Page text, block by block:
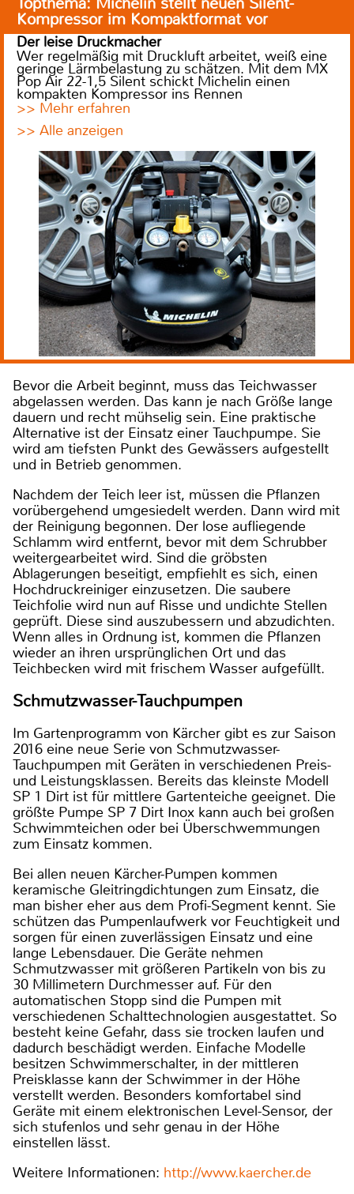
Kompressor im Kompaktformat vor
Der leise Druckmacher
Wer regelmäßig mit Druckluft arbeitet, weiß eine
geringe Lärmbelastung zu schätzen. Mit dem MX
Pop Air 22-1,5 Silent schickt Michelin einen
kompakten Kompressor ins Rennen
>> Mehr erfahren
>> Alle anzeigen
Bevor die Arbeit beginnt, muss das Teichwasser
abgelassen werden. Das kann je nach Größe lange
dauern und recht mühselig sein. Eine praktische
Alternative ist der Einsatz einer Tauchpumpe. Sie
wird am tiefsten Punkt des Gewässers aufgestellt
und in Betrieb genommen.
Nachdem der Teich leer ist, müssen die Pflanzen
vorübergehend umgesiedelt werden. Dann wird mit
der Reinigung begonnen. Der lose aufliegende
Schlamm wird entfernt, bevor mit dem Schrubber
weitergearbeitet wird. Sind die gröbsten
Ablagerungen beseitigt, empfiehlt es sich, einen
Hochdruckreiniger einzusetzen. Die saubere
Teichfolie wird nun auf Risse und undichte Stellen
geprüft. Diese sind auszubessern und abzudichten.
Wenn alles in Ordnung ist, kommen die Pflanzen
wieder an ihren ursprünglichen Ort und das
Teichbecken wird mit frischem Wasser aufgefüllt.
Schmutzwasser-Tauchpumpen
Im Gartenprogramm von Kärcher gibt es zur Saison
2016 eine neue Serie von Schmutzwasser-
Tauchpumpen mit Geräten in verschiedenen Preis-
und Leistungsklassen. Bereits das kleinste Modell
SP 1 Dirt ist für mittlere Gartenteiche geeignet. Die
größte Pumpe SP 7 Dirt Inox kann auch bei großen
Schwimmteichen oder bei Überschwemmungen
zum Einsatz kommen.
Bei allen neuen Kärcher-Pumpen kommen
keramische Gleitringdichtungen zum Einsatz, die
man bisher eher aus dem Profi-Segment kennt. Sie
schützen das Pumpenlaufwerk vor Feuchtigkeit und
sorgen für einen zuverlässigen Einsatz und eine
lange Lebensdauer. Die Geräte nehmen
Schmutzwasser mit größeren Partikeln von bis zu
30 Millimetern Durchmesser auf. Für den
automatischen Stopp sind die Pumpen mit
verschiedenen Schalttechnologien ausgestattet. So
besteht keine Gefahr, dass sie trocken laufen und
dadurch beschädigt werden. Einfache Modelle
besitzen Schwimmerschalter, in der mittleren
Preisklasse kann der Schwimmer in der Höhe
verstellt werden. Besonders komfortabel sind
Geräte mit einem elektronischen Level-Sensor, der
sich stufenlos und sehr genau in der Höhe
einstellen lässt.
Weitere Informationen: http://www.kaercher.de